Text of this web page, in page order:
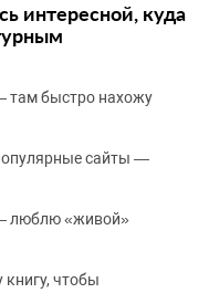
интересной, куда
там быстро нахожу
сайты —
люблю «живой»
чтобы